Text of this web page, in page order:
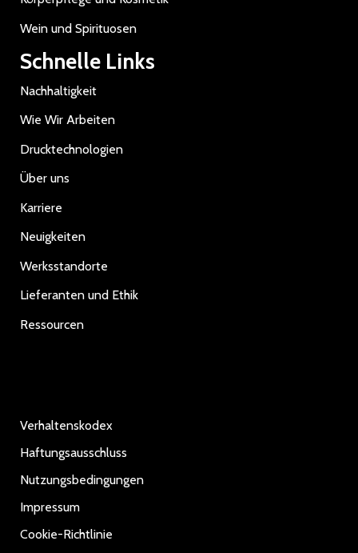
Wein und Spirituosen
Schnelle Links
Nachhaltigkeit
Wie Wir Arbeiten
Drucktechnologien
Über uns
Karriere
Neuigkeiten
Werksstandorte
Lieferanten und Ethik
Ressourcen
Verhaltenskodex
Haftungsausschluss
Nutzungsbedingungen
Impressum
Cookie-Richtlinie